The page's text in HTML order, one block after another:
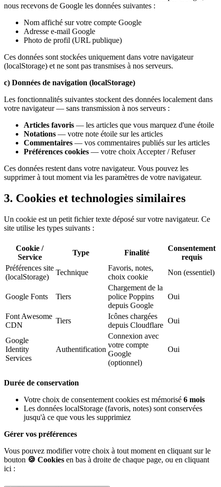
nous recevons de Google les données suivantes :
Nom affiché sur votre compte Google
Adresse e-mail Google
Photo de profil (URL publique)
Ces données sont stockées uniquement dans votre navigateur
(localStorage) et ne sont pas transmises à nos serveurs.
c) Données de navigation (localStorage)
Les fonctionnalités suivantes stockent des données localement dans
votre navigateur — sans transmission à nos serveurs :
Articles favoris — les articles que vous marquez d'une étoile
Notations — votre note étoile sur les articles
Commentaires — vos commentaires publiés sur les articles
Préférences cookies — votre choix Accepter / Refuser
Ces données restent dans votre navigateur. Vous pouvez les
supprimer à tout moment via les paramètres de votre navigateur.
3. Cookies et technologies similaires
Un cookie est un petit fichier texte déposé sur votre navigateur. Ce
site utilise les types suivants :
Cookie /
Service
Type Finalité
Consentement
requis
Préférences site
(localStorage)
Technique
Favoris, notes,
choix cookie
Non (essentiel)
Google Fonts Tiers
Chargement de la
police Poppins
depuis Google
Oui
Font Awesome
CDN
Tiers
Icônes chargées
depuis Cloudflare
Oui
Google
Identity
Services
Authentification
Connexion avec
votre compte
Google
(optionnel)
Oui
Durée de conservation
Votre choix de consentement cookies est mémorisé 6 mois
Les données localStorage (favoris, notes) sont conservées
jusqu'à ce que vous les supprimiez
Gérer vos préférences
Vous pouvez modifier votre choix à tout moment en cliquant sur le
bouton 🍪 Cookies en bas à droite de chaque page, ou en cliquant
ici :